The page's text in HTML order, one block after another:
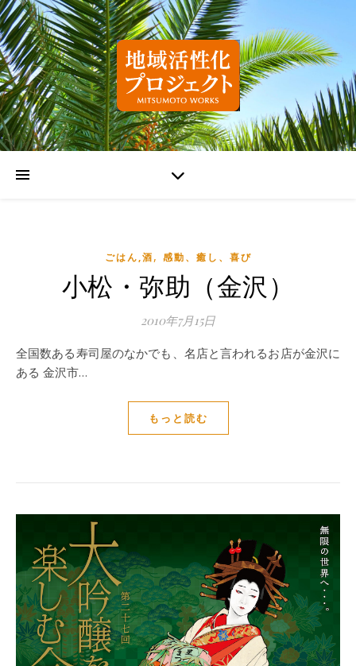
ごはん,酒, 感動、癒し、喜び
小松・弥助（金沢）
2010年7月15日
全国数ある寿司屋のなかでも、名店と言われるお店が金沢に
ある 金沢市…
もっと読む